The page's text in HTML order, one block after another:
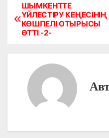
Н
ц
ШЫМКЕНТТЕ
ҮЙЛЕСТІРУ КЕҢЕСІНІҢ
КӨШПЕЛІ ОТЫРЫСЫ
ӨТТІ -2-